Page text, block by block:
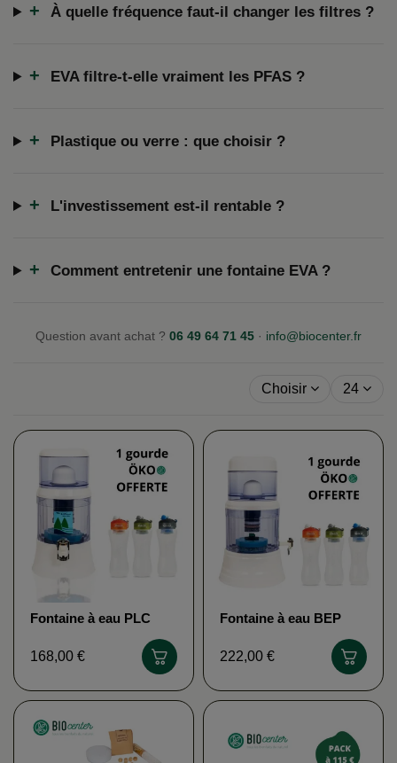
+ À quelle fréquence faut-il changer les filtres ?
+ EVA filtre-t-elle vraiment les PFAS ?
+ Plastique ou verre : que choisir ?
+ L'investissement est-il rentable ?
+ Comment entretenir une fontaine EVA ?
Question avant achat ? 06 49 64 71 45 · info@biocenter.fr
Choisir 24
Fontaine à eau PLC
offerte)
168,00 €
Fontaine à eau BEP
offerte)
222,00 €